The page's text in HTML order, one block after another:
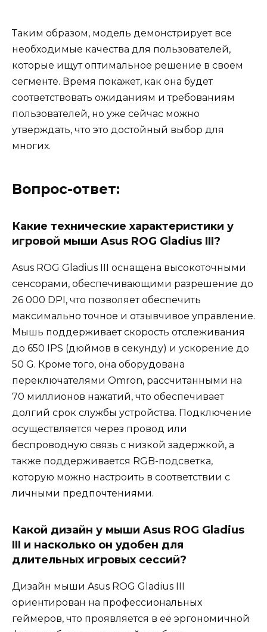
Таким образом, модель демонстрирует все
необходимые качества для пользователей,
которые ищут оптимальное решение в своем
сегменте. Время покажет, как она будет
соответствовать ожиданиям и требованиям
пользователей, но уже сейчас можно
утверждать, что это достойный выбор для
многих.
Вопрос-ответ:
Какие технические характеристики у
игровой мыши Asus ROG Gladius III?
Asus ROG Gladius III оснащена высокоточными
сенсорами, обеспечивающими разрешение до
26 000 DPI, что позволяет обеспечить
максимально точное и отзывчивое управление.
Мышь поддерживает скорость отслеживания
до 650 IPS (дюймов в секунду) и ускорение до
50 G. Кроме того, она оборудована
переключателями Omron, рассчитанными на
70 миллионов нажатий, что обеспечивает
долгий срок службы устройства. Подключение
осуществляется через провод или
беспроводную связь с низкой задержкой, а
также поддерживается RGB-подсветка,
которую можно настроить в соответствии с
личными предпочтениями.
Какой дизайн у мыши Asus ROG Gladius
III и насколько он удобен для
длительных игровых сессий?
Дизайн мыши Asus ROG Gladius III
ориентирован на профессиональных
геймеров, что проявляется в её эргономичной